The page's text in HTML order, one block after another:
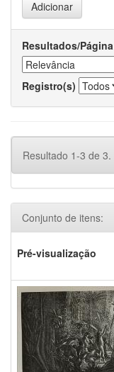
Resultados/Página
Registro(s)
Resultado 1-3 de 3.
Conjunto de itens:
Pré-visualização